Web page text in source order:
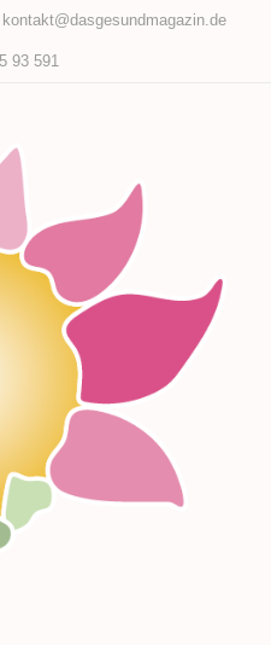
kontakt@dasgesundmagazin.de
93 591